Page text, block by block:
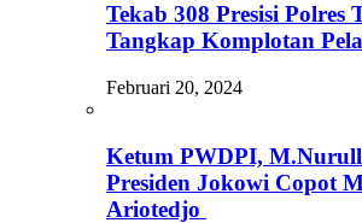
Tekab 308 Presisi Polres
Tangkap Komplotan
Februari 20, 2024
Ketum PWDPI,
Presiden Jokowi Copot
Ariotedjo